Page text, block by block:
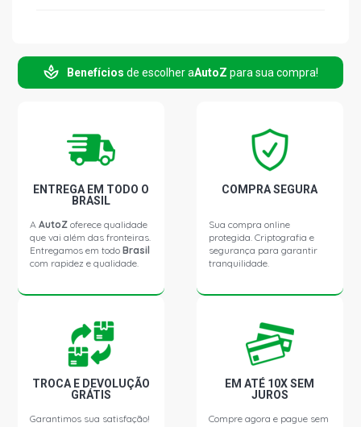
GOL G2 MI HATCH 1.6 8V AP (1997 - 2003)
PARATI G2 STD SW 1.0 16V AT EA111 GASOLINA (1998 -
1999)
PARATI G2 STD SW 1.8 8V AP (1996 - 1999)
Benefícios de escolher aAutoZ para sua compra!
ENTREGA EM TODO O
BRASIL
AAutoZ oferece qualidade
que vai além das fronteiras.
Entregamos em todoBrasil
com rapidez e qualidade.
COMPRA SEGURA
Sua compra online
protegida. Criptografia e
segurança para garantir
tranquilidade.
TROCA E DEVOLUÇÃO
GRÁTIS
Garantimos sua satisfação!
EM ATÉ 10X SEM
JUROS
Compre agora e pague sem